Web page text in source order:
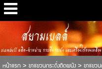
สยามเบลล์
siambell ผลิต-จำหน่าย กระดิ่ง ระฆัง และเครื่องใช้ทองเหลือง
หน้าแรก> ขาแขวนกระดิ่งติดผนัง> ขาแขว